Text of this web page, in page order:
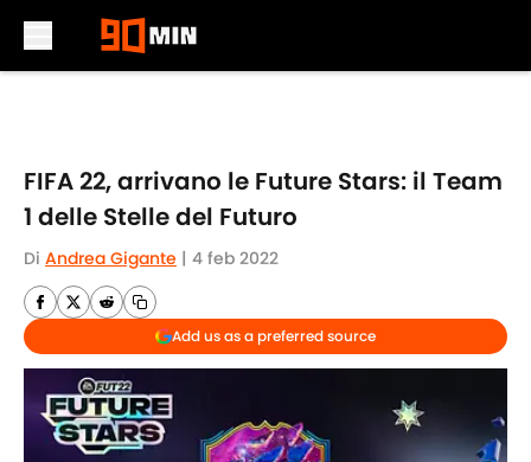
FIFA 22, arrivano le Future Stars: il Team
1 delle Stelle del Futuro
Di Andrea Gigante | 4 feb 2022
Add us as a preferred source